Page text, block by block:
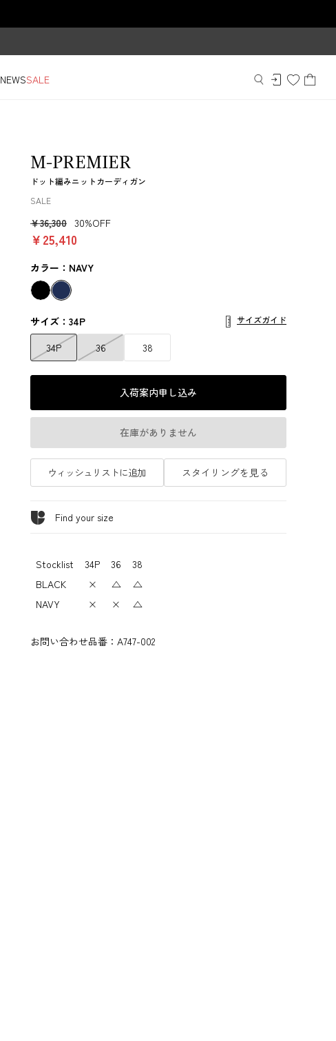
NEWSSALE
M-PREMIER
ドット編みニットカーディガン
SALE
￥36,300 30%OFF
￥25,410
カラー：NAVY
サイズ：34P サイズガイド
34P 36 38
入荷案内申し込み
在庫がありません
ウィッシュリストに追加 スタイリングを見る
Find your size
Stocklist 34P 36
38
BLACK
× △
△
NAVY
× × △
お問い合わせ品番： A747-002